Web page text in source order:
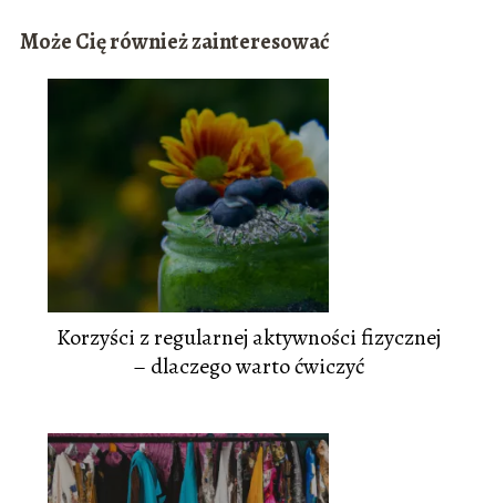
Może Cię również zainteresować
Korzyści z regularnej aktywności fizycznej
– dlaczego warto ćwiczyć